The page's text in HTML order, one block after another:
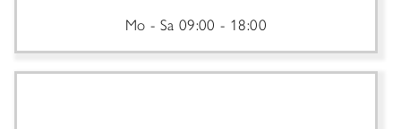
Mo - Sa 09:00 - 18:00